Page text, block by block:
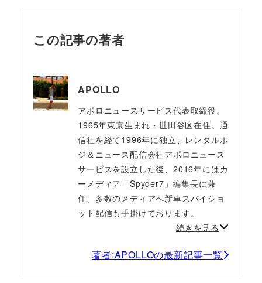
この記事の著者
APOLLO
アポロニュースサービス代表取締役。
1965年東京生まれ・世田谷区在住。通
信社を経て1996年に独立、レンタルポ
ジ＆ニュース配信会社アポロニュース
サービスを設立した後、2016年にはカ
ーメディア「Spyder7」編集長に兼
任、多数のメディアへ新車スパイショ
ット配信も手掛けております。
続きを見る
著者:APOLLOの最新記事一覧